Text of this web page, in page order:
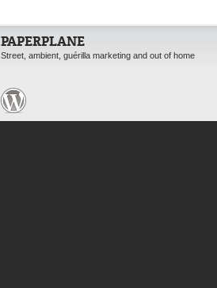
PAPERPLANE
Street, ambient, guérilla marketing and out of home